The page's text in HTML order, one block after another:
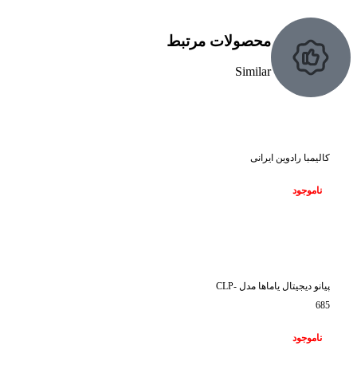
محصولات مرتبط
Similar
کالیمبا رادوین ایرانی
ناموجود
پیانو دیجیتال یاماها مدل CLP-
685
ناموجود